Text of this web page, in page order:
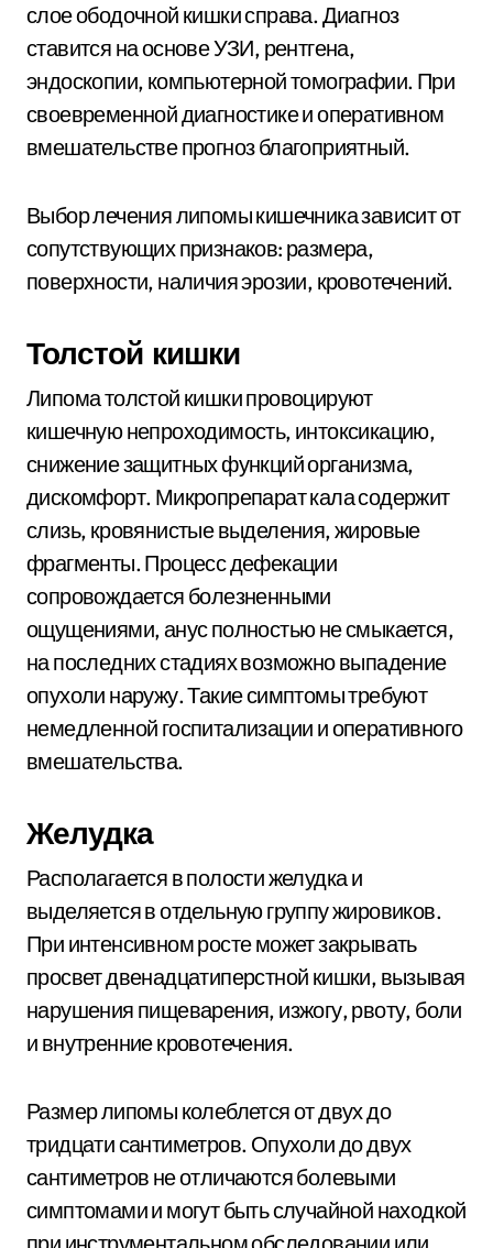
слое ободочной кишки справа. Диагноз
ставится на основе УЗИ, рентгена,
эндоскопии, компьютерной томографии. При
своевременной диагностике и оперативном
вмешательстве прогноз благоприятный.
Выбор лечения липомы кишечника зависит от
сопутствующих признаков: размера,
поверхности, наличия эрозии, кровотечений.
Толстой кишки
Липома толстой кишки провоцируют
кишечную непроходимость, интоксикацию,
снижение защитных функций организма,
дискомфорт. Микропрепарат кала содержит
слизь, кровянистые выделения, жировые
фрагменты. Процесс дефекации
сопровождается болезненными
ощущениями, анус полностью не смыкается,
на последних стадиях возможно выпадение
опухоли наружу. Такие симптомы требуют
немедленной госпитализации и оперативного
вмешательства.
Желудка
Располагается в полости желудка и
выделяется в отдельную группу жировиков.
При интенсивном росте может закрывать
просвет двенадцатиперстной кишки, вызывая
нарушения пищеварения, изжогу, рвоту, боли
и внутренние кровотечения.
Размер липомы колеблется от двух до
тридцати сантиметров. Опухоли до двух
сантиметров не отличаются болевыми
симптомами и могут быть случайной находкой